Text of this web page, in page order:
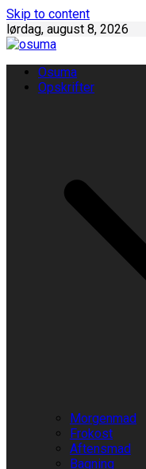
Skip to content
lørdag, august 8, 2026
Osuma
Opskrifter
Morgenmad
Frokost
Aftensmad
Bagning